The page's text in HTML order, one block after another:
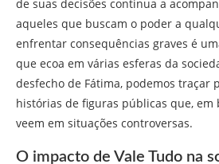
de suas decisões continua a
aqueles que buscam o poder a
enfrentar consequências graves é
que ecoa em várias esferas da
desfecho de Fátima, podemos traçar
histórias de figuras públicas que, em
veem em situações controversas.
O impacto de Vale Tudo na